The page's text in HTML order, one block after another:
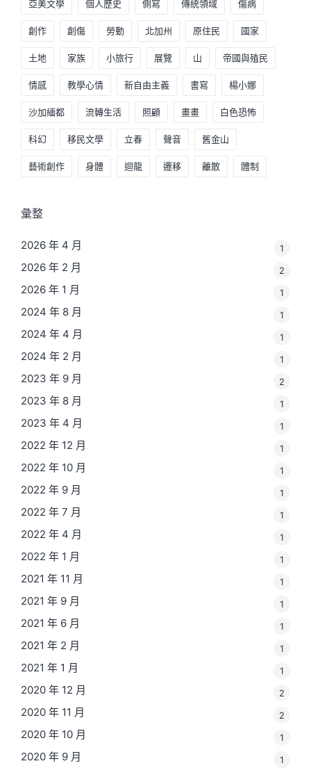
亞美文學 個人歷史 側寫 傳統領域 傷病
創作 創傷 勞動 北加州 原住民 國家
土地 家族 小旅行 展覽 山 帝國與殖民
情感 教學心情 新自由主義 書寫 楊小娜
沙加緬都 流轉生活 照顧 畫畫 白色恐怖
科幻 移民文學 立春 聲音 舊金山
藝術創作 身體 迴龍 遷移 離散 體制
彙整
2026 年 4 月 1
2026 年 2 月 2
2026 年 1 月 1
2024 年 8 月 1
2024 年 4 月 1
2024 年 2 月 1
2023 年 9 月 2
2023 年 8 月 1
2023 年 4 月 1
2022 年 12 月 1
2022 年 10 月 1
2022 年 9 月 1
2022 年 7 月 1
2022 年 4 月 1
2022 年 1 月 1
2021 年 11 月 1
2021 年 9 月 1
2021 年 6 月 1
2021 年 2 月 1
2021 年 1 月 1
2020 年 12 月 2
2020 年 11 月 2
2020 年 10 月 1
2020 年 9 月 1